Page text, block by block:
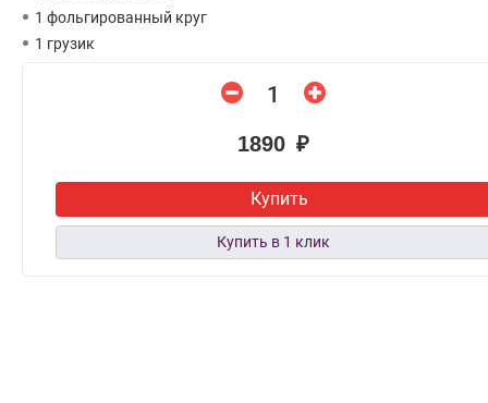
1 фольгированный круг
1 грузик
1890 ₽
Купить